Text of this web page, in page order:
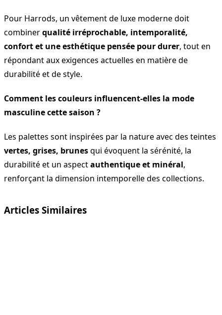
Pour Harrods, un vêtement de luxe moderne doit
combinerqualité irréprochable, intemporalité,
confort et une esthétique pensée pour durer, tout en
répondant aux exigences actuelles en matière de
durabilité et de style.
Comment les couleurs influencent-elles la mode
masculine cette saison ?
Les palettes sont inspirées par la nature avec des teintes
vertes, grises, brunesqui évoquent la sérénité, la
durabilité et un aspectauthentique et minéral,
renforçant la dimension intemporelle des collections.
Articles Similaires